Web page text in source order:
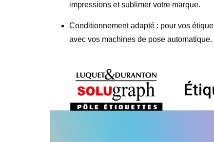
impressions et sublimer votre marque.
Conditionnement adapté : pour vos
avec vos machines de pose automatique.